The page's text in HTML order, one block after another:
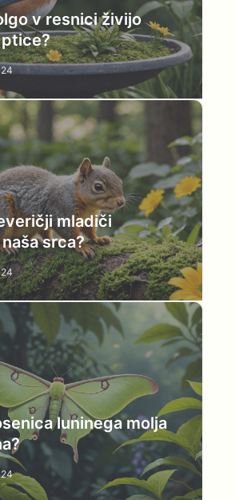
v resnici živijo
mladiči
srca?
luninega molja